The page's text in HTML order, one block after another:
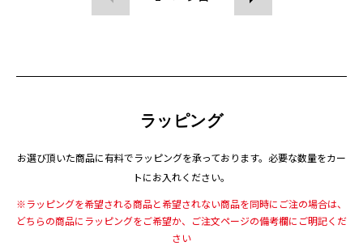
ラッピング
お選び頂いた商品に有料でラッピングを承っております。 必要な数量をカー
トにお入れください。
※ラッピングを希望される商品と希望されない商品を同時にご注の場合は、
どちらの商品にラッピングをご希望か、ご注文ページの備考欄にご明記くだ
さい